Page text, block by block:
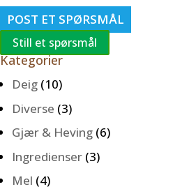
POST ET SPØRSMÅL
Still et spørsmål
Kategorier
Deig (10)
Diverse (3)
Gjær & Heving (6)
Ingredienser (3)
Mel (4)